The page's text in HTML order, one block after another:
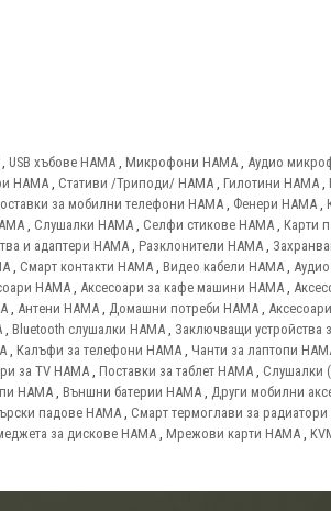
USB хъбове HAMA Микрофони HAMA Аудио
HAMA Стативи /Триподи/ HAMA Гилотини HAMA
за мобилни телефони HAMA Фенери HAMA
Слушалки HAMA Селфи стикове HAMA Карти
и адаптери HAMA Разклонители HAMA
Смарт контакти HAMA Видео кабели HAMA
HAMA Аксесоари за кафе машини HAMA
Антени HAMA Домашни потреби HAMA
Bluetooth слушалки HAMA Заключващи устройства
Калъфи за телефони HAMA Чанти за лаптопи
за TV HAMA Поставки за таблет HAMA Слушалки
HAMA Външни батерии HAMA Други мобилни
падове HAMA Смарт термоглави за радиатори
за дискове HAMA Мрежови карти HAMA